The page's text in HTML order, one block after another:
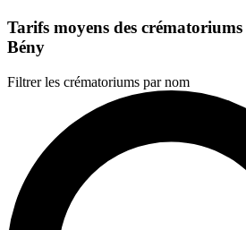
Tarifs moyens des
Bény
Filtrer les crématoriums par nom